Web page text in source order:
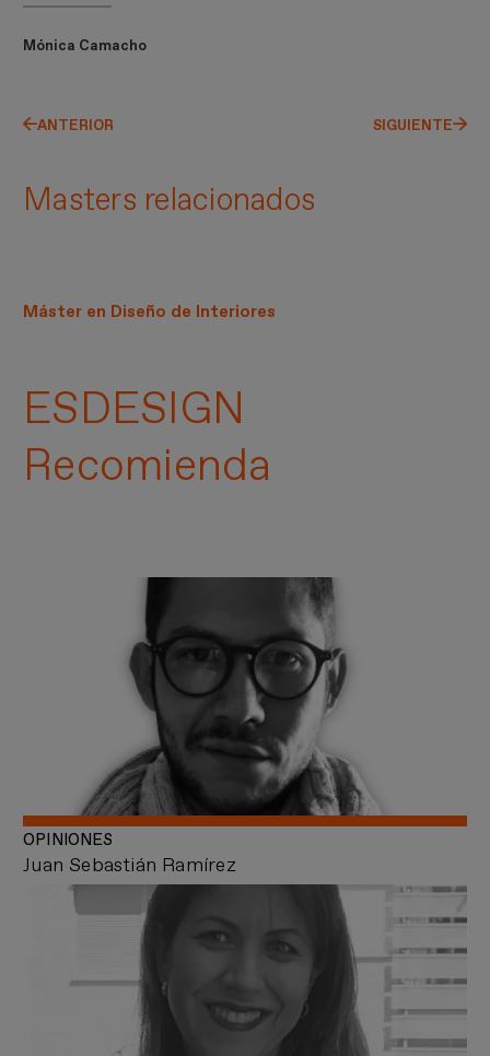
Mónica Camacho
ANTERIOR SIGUIENTE
Masters relacionados
Máster en Diseño de Interiores
ESDESIGN
Recomienda
Juan Sebastián Ramírez
OPINIONES